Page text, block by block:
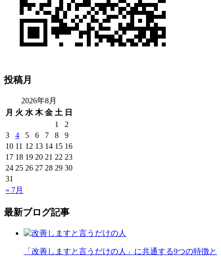
投稿月
2026年8月
月 火 水 木 金 土 日
« 7月
1
2
3
4 5 6 7 8
9
10 11 12 13 14 15 16
17 18 19 20 21 22 23
24 25 26 27 28 29 30
31
最新ブログ記事
「改善しますと言うだけの人」に共通する9つの特徴と